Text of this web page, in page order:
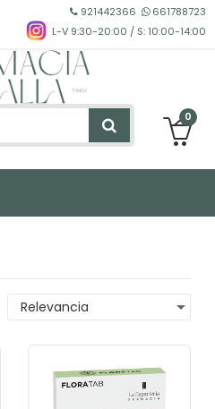
921442366
661788723
L-V 9:30-20:00 / S: 10:00-14:00
0